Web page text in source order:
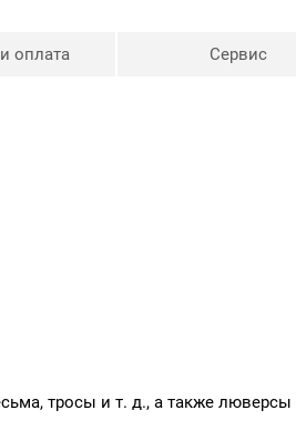
оплата Сервис
тросы и т. д., а также